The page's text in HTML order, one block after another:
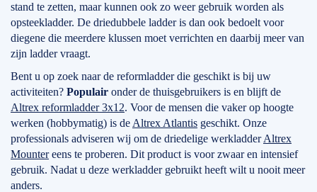
stand te zetten, maar kunnen ook zo weer gebruik worden als
opsteekladder. De driedubbele ladder is dan ook bedoelt voor
diegene die meerdere klussen moet verrichten en daarbij meer van
zijn ladder vraagt.
Bent u op zoek naar de reformladder die geschikt is bij uw
activiteiten? Populair onder de thuisgebruikers is en blijft de
Altrex reformladder 3x12. Voor de mensen die vaker op hoogte
werken (hobbymatig) is de Altrex Atlantis geschikt. Onze
professionals adviseren wij om de driedelige werkladderAltrex
Mountereens te proberen. Dit product is voor zwaar en intensief
gebruik. Nadat u deze werkladder gebruikt heeft wilt u nooit meer
anders.